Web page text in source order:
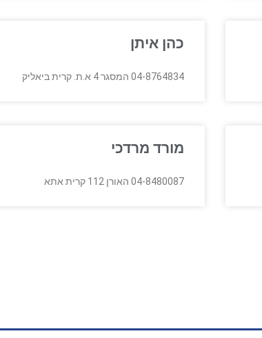
כהן איתן
04-8764834 המסגר 4 א.ת. קרית ביאליק
מורד מרדכי
04-8480087 האורן 112 קרית אתא